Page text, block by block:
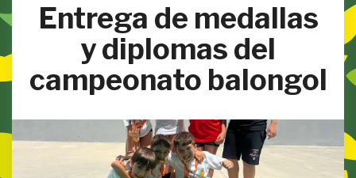
Entrega de medallas
y diplomas del
campeonato balongol